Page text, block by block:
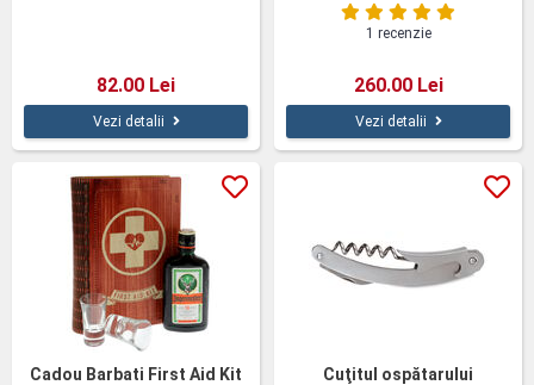
82.00 Lei
Vezi detalii
1 recenzie
260.00 Lei
Vezi detalii
Cadou Barbati First Aid Kit Cuţitul ospătarului